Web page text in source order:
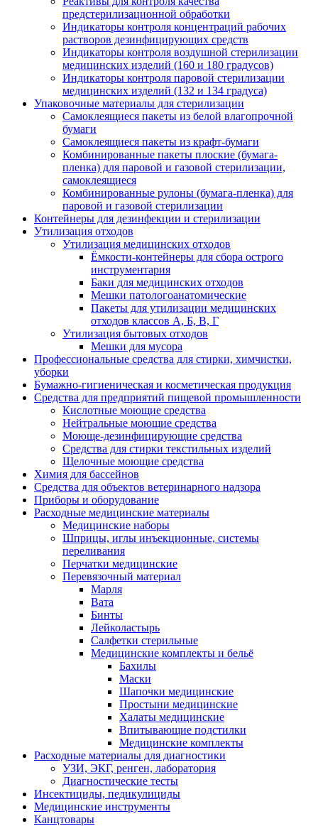
предстерилизационной обработки
Индикаторы контроля концентраций рабочих
растворов дезинфицирующих средств
Индикаторы контроля воздушной стерилизации
медицинских изделий (160 и 180 градусов)
Индикаторы контроля паровой стерилизации
медицинских изделий (132 и 134 градуса)
Упаковочные материалы для стерилизации
Самоклеящиеся пакеты из белой влагопрочной
бумаги
Самоклеящиеся пакеты из крафт-бумаги
Комбинированные пакеты плоские (бумага-
пленка) для паровой и газовой стерилизации,
самоклеящиеся
Комбинированные рулоны (бумага-пленка) для
паровой и газовой стерилизации
Контейнеры для дезинфекции и стерилизации
Утилизация отходов
Утилизация медицинских отходов
Ёмкости-контейнеры для сбора острого
инструментария
Баки для медицинских отходов
Мешки патологоанатомические
Пакеты для утилизации медицинских
отходов классов А, Б, В, Г
Утилизация бытовых отходов
Мешки для мусора
Профессиональные средства для стирки, химчистки,
уборки
Бумажно-гигиеническая и косметическая продукция
Средства для предприятий пищевой промышленности
Кислотные моющие средства
Нейтральные моющие средства
Моюще-дезинфицирующие средства
Средства для стирки текстильных изделий
Щелочные моющие средства
Химия для бассейнов
Средства для объектов ветеринарного надзора
Приборы и оборудование
Расходные медицинские материалы
Медицинские наборы
Шприцы, иглы инъекционные, системы
переливания
Перчатки медицинские
Перевязочный материал
Марля
Вата
Бинты
Лейколастырь
Салфетки стерильные
Медицинские комплекты и бельё
Бахилы
Маски
Шапочки медицинские
Простыни медицинские
Халаты медицинские
Впитывающие подстилки
Медицинские комплекты
Расходные материалы для диагностики
УЗИ, ЭКГ, ренген, лаборатория
Диагностические тесты
Инсектициды, педикулициды
Медицинские инструменты
Канцтовары